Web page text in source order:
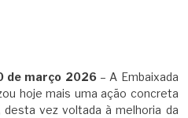
de março 2026– A Embaixada
hoje mais uma ação concreta
desta vez voltada à melhoria da